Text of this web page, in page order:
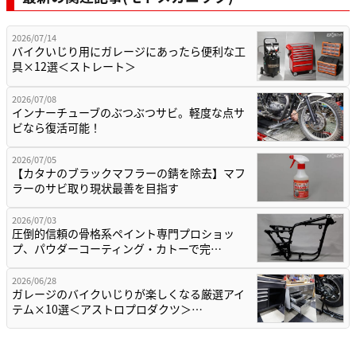
2026/07/14
バイクいじり用にガレージにあったら便利な工
具×12選＜ストレート＞
2026/07/08
インナーチューブのぶつぶつサビ。軽度な点サ
ビなら復活可能！
2026/07/05
【カタナのブラックマフラーの錆を除去】マフ
ラーのサビ取り現状最善を目指す
2026/07/03
圧倒的信頼の骨格系ペイント専門プロショッ
プ、パウダーコーティング・カトーで完…
2026/06/28
ガレージのバイクいじりが楽しくなる厳選アイ
テム×10選＜アストロプロダクツ＞…